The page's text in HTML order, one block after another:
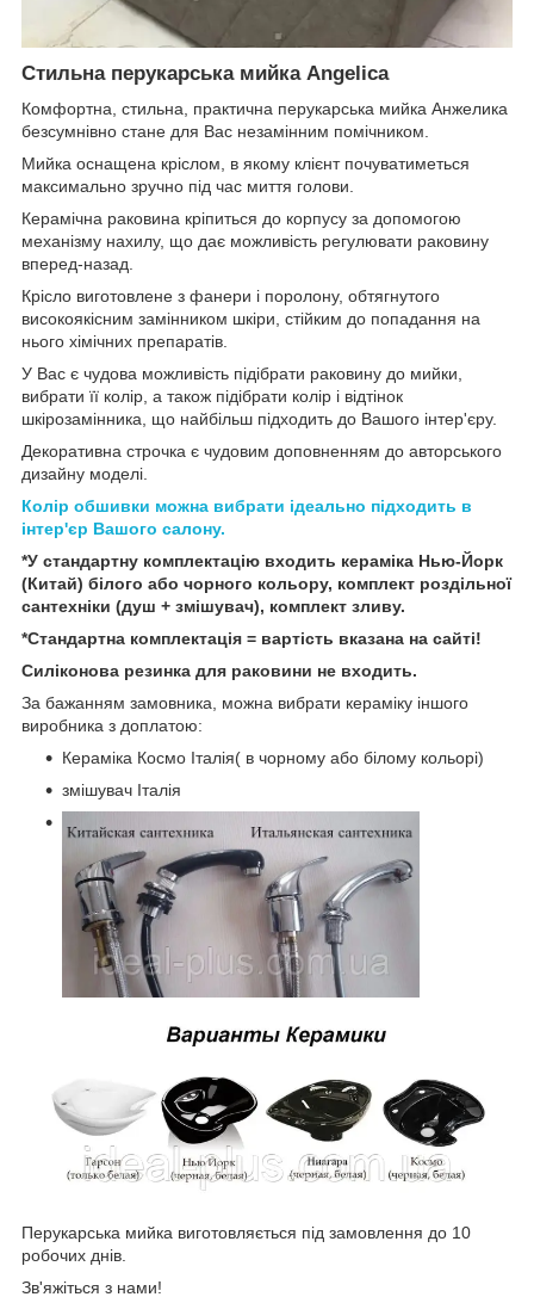
Стильна перукарська мийка Angelica
Комфортна, стильна, практична перукарська мийка Анжелика
безсумнівно стане для Вас незамінним помічником.
Мийка оснащена кріслом, в якому клієнт почуватиметься
максимально зручно під час миття голови.
Керамічна раковина кріпиться до корпусу за допомогою
механізму нахилу, що дає можливість регулювати раковину
вперед-назад.
Крісло виготовлене з фанери і поролону, обтягнутого
високоякісним замінником шкіри, стійким до попадання на
нього хімічних препаратів.
У Вас є чудова можливість підібрати раковину до мийки,
вибрати її колір, а також підібрати колір і відтінок
шкірозамінника, що найбільш підходить до Вашого інтер'єру.
Декоративна строчка є чудовим доповненням до авторського
дизайну моделі.
Колір обшивки можна вибрати ідеально підходить в
інтер'єр Вашого салону.
*У стандартну комплектацію входить кераміка Нью-Йорк
(Китай) білого або чорного кольору, комплект роздільної
сантехніки (душ + змішувач), комплект зливу.
*Стандартна комплектація = вартість вказана на сайті!
Силіконова резинка для раковини не входить.
За бажанням замовника, можна вибрати кераміку іншого
виробника з доплатою:
Кераміка Космо Італія( в чорному або білому кольорі)
змішувач Італія
Перукарська мийка виготовляється під замовлення до 10
робочих днів.
Зв'яжіться з нами!